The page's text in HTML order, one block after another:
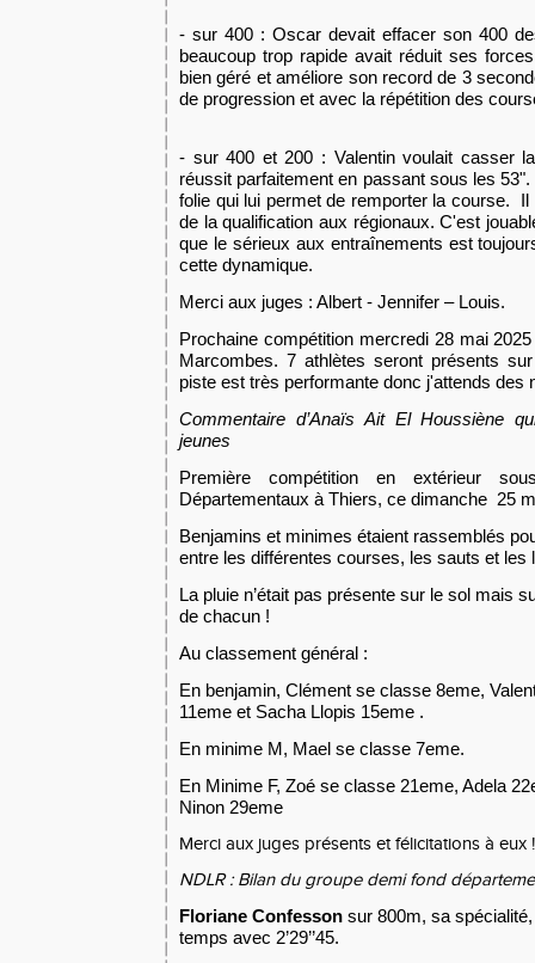
- sur 400 : Oscar devait effacer son 400
beaucoup trop rapide avait réduit ses
bien géré et améliore son record de 3
de progression et avec la répétition des
- sur 400 et 200 : Valentin voulait casser
réussit parfaitement en passant sous les
folie qui lui permet de remporter la course.
de la qualification aux régionaux. C'est
que le sérieux aux entraînements est
cette dynamique.
Merci aux juges : Albert - Jennifer – Louis.
Prochaine compétition mercredi 28 mai
Marcombes. 7 athlètes seront présents
piste est très performante donc j'attends des
Commentaire d’Anaïs Ait El Houssiène
jeunes
Première compétition en extérieur
Départementaux à Thiers, ce dimanche 25
Benjamins et minimes étaient rassemblés
entre les différentes courses, les sauts et les
La pluie n’était pas présente sur le sol mais
de chacun !
Au classement général :
En benjamin, Clément se classe 8eme,
11eme et Sacha Llopis 15eme .
En minime M, Mael se classe 7eme.
En Minime F, Zoé se classe 21eme, Adela
Ninon 29eme
Merci aux juges présents et félicitations à eux
NDLR :Bilan du groupe demi fond
Floriane Confesson sur 800m, sa
temps avec 2’29’’45.